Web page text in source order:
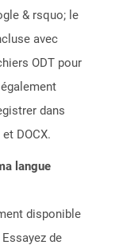
& rsquo; le
avec
ODT pour
dans
DOCX.
langue
disponible
de